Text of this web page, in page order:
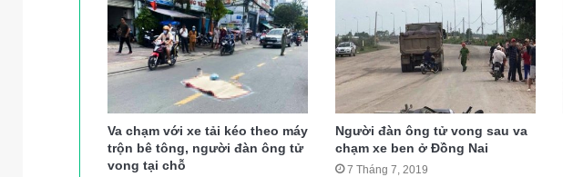
Va chạm với xe tải kéo theo máy
trộn bê tông, người đàn ông tử
vong tại chỗ
Người đàn ông tử vong sau va
chạm xe ben ở Đồng Nai
7 Tháng 7, 2019